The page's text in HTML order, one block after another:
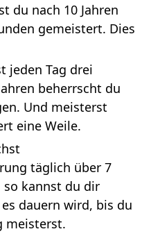
du nach 10 Jahren
gemeistert. Dies
jeden Tag drei
beherrscht du
Und meisterst
eine Weile.
täglich über 7
so kannst du dir
dauern wird, bis du
meisterst.